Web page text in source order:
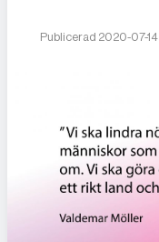
Publicerad 2020-07-14